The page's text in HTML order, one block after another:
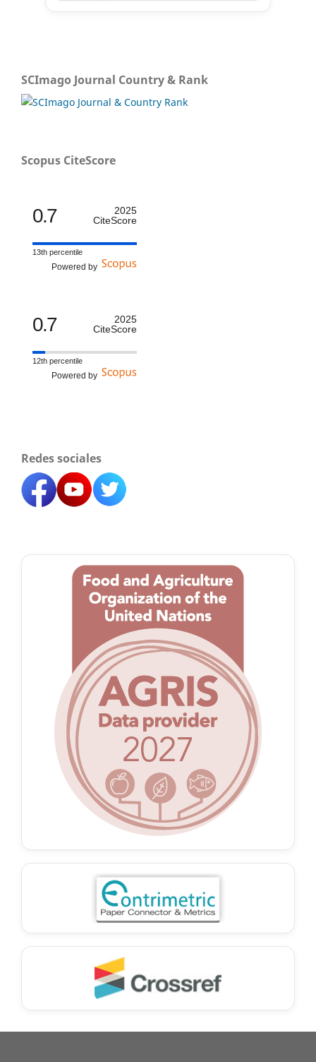
SCImago Journal Country & Rank
Scopus CiteScore
0.7
2025
CiteScore
13th percentile
Powered by
0.7
2025
CiteScore
12th percentile
Powered by
Redes sociales